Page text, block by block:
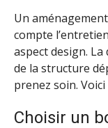
Un
compte
aspect design.
de la structure
prenez soin.
Choisir un